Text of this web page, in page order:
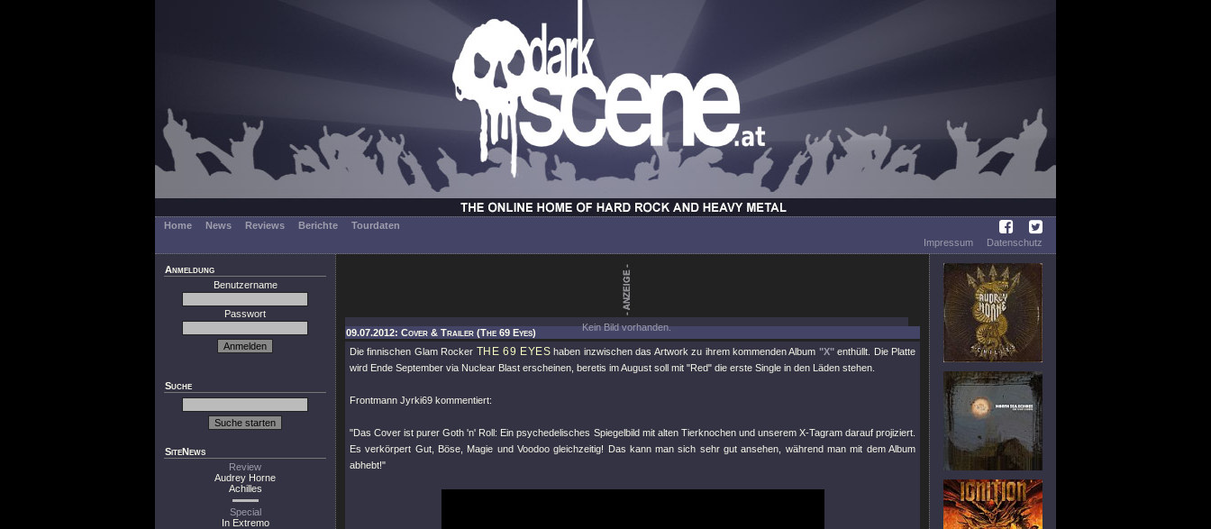
Home News Reviews Berichte
Tourdaten
Impressum
Datenschutz
Anmeldung
Benutzername
Passwort
Suche
SiteNews
Review
Audrey Horne
Achilles
Special
In Extremo
Kein Bild vorhanden.
09.07.2012: Cover & Trailer (The 69 Eyes)
Die finnischen Glam Rocker THE 69 EYES haben inzwischen das Artwork zu ihrem kommenden Album "X"enthüllt. Die Platte
wird Ende September via Nuclear Blast erscheinen, beretis im August soll mit "Red" die erste Single in den Läden stehen.
Frontmann Jyrki69 kommentiert:
"Das Cover ist purer Goth 'n' Roll: Ein psychedelisches Spiegelbild mit alten Tierknochen und unserem X-Tagram darauf projiziert.
Es verkörpert Gut, Böse, Magie und Voodoo gleichzeitig! Das kann man sich sehr gut ansehen, während man mit dem Album
abhebt!"